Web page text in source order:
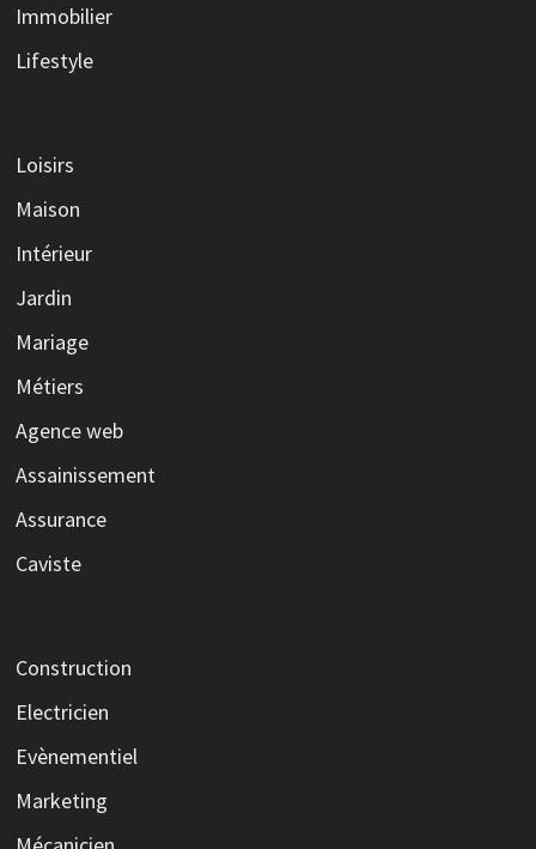
Immobilier
Lifestyle
Loisirs
Maison
Intérieur
Jardin
Mariage
Métiers
Agence web
Assainissement
Assurance
Caviste
Construction
Electricien
Evènementiel
Marketing